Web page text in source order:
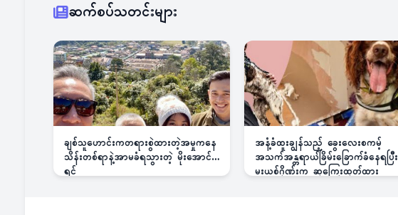
ဆက်စပ်သတင်းများ
ချစ်သူဟောင်းကတရားစွဲထားတဲ့အမှုကနေ
သိန်းတစ်ရာနဲ့အာမခံရသွားတဲ့ မိုးအောင်
ရင်
အနံ့ခံထူးချွန်သည့် ခွေးလေးစကမ့်
အသက်အန္တရာယ်ခြိမ်းခြောက်ခံနေရပြီး
မူးယစ်ဂိုဏ်းက ဆုကြေးထုတ်ထား